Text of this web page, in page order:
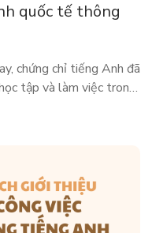
quốc tế thông
chứng chỉ tiếng Anh đã
tập và làm việc trong
chỉ thông dụng nào
giới công nhận?